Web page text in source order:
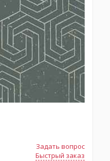
Задать вопрос
Быстрый заказ